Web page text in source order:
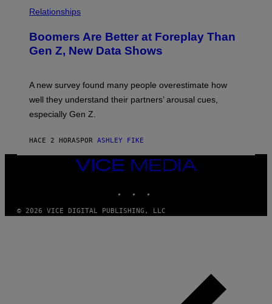
Relationships
Boomers Are Better at Foreplay Than
Gen Z, New Data Shows
A new survey found many people overestimate how
well they understand their partners’ arousal cues,
especially Gen Z.
HACE 2 HORASPOR ASHLEY FIKE
VICE
MEDIA
© 2026 VICE DIGITAL PUBLISHING, LLC